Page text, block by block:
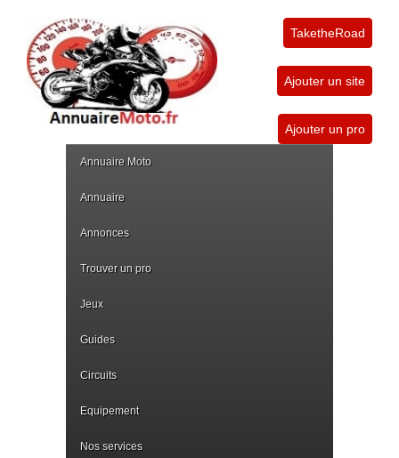
TaketheRoad
Ajouter un site
Ajouter un pro
Annuaire Moto
Annuaire
Annonces
Trouver un pro
Jeux
Guides
Circuits
Equipement
Nos services